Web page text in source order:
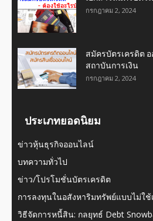
กรกฎาคม 2, 2024
สมัครบัตรเครดิต
สถาบันการเงิน
กรกฎาคม 2, 2024
ประเภทยอดนิยม
ข่าวหุ้นธุรกิจออนไลน์
บทความทั่วไป
ข่าว/โปรโมชั่นบัตรเครดิต
การลงทุนในอสังหาริมทรัพย์แบบไม่ใช้
วิธีจัดการหนี้สิน: กลยุทธ์ Debt